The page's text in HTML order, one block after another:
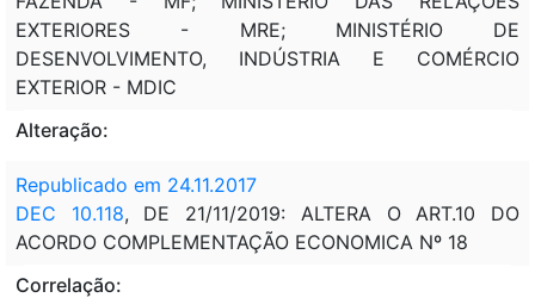
EXTERIORES - MRE; MINISTÉRIO DE
DESENVOLVIMENTO, INDÚSTRIA E COMÉRCIO
EXTERIOR - MDIC
Alteração:
Republicado em 24.11.2017
DEC 10.118, DE 21/11/2019: ALTERA O ART.10 DO
ACORDO COMPLEMENTAÇÃO ECONOMICA Nº 18
Correlação: